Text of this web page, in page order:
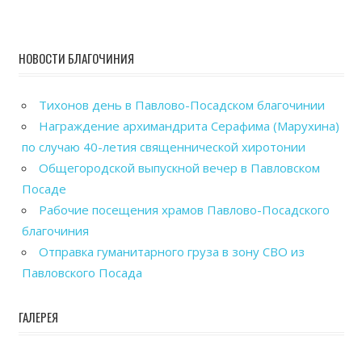
НОВОСТИ БЛАГОЧИНИЯ
Тихонов день в Павлово-Посадском благочинии
Награждение архимандрита Серафима (Марухина)
по случаю 40-летия священнической хиротонии
Общегородской выпускной вечер в Павловском
Посаде
Рабочие посещения храмов Павлово-Посадского
благочиния
Отправка гуманитарного груза в зону СВО из
Павловского Посада
ГАЛЕРЕЯ